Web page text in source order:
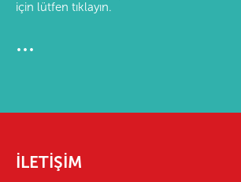
için lütfen tıklayın.
...
İLETİŞİM